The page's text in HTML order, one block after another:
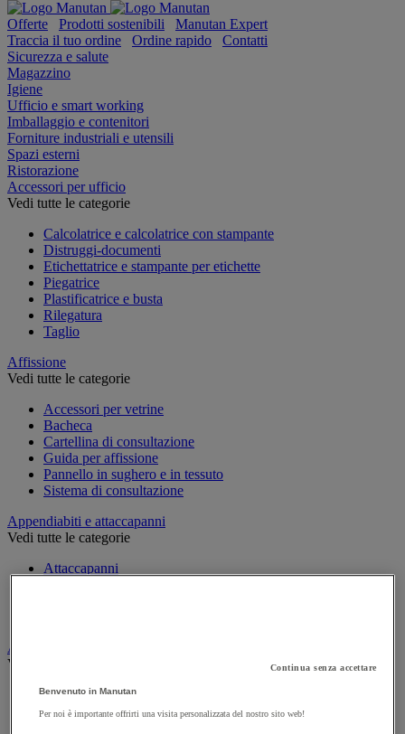
Offerte Prodotti sostenibili
Manutan Expert
Traccia il tuo ordine
Ordine rapido
Contatti
Sicurezza e salute
Magazzino
Igiene
Ufficio e smart working
Imballaggio e contenitori
Forniture industriali e utensili
Spazi esterni
Ristorazione
Accessori per ufficio
Vedi tutte le categorie
Calcolatrice e calcolatrice con stampante
Distruggi-documenti
Etichettatrice e stampante per etichette
Piegatrice
Plastificatrice e busta
Rilegatura
Taglio
Affissione
Vedi tutte le categorie
Accessori per vetrine
Bacheca
Cartellina di consultazione
Guida per affissione
Pannello in sughero e in tessuto
Sistema di consultazione
Appendiabiti e attaccapanni
Vedi tutte le categorie
Attaccapanni
Armadio e archiviazione
Vedi tutte le categorie
Archiviazione orizzontale
Archiviazione per cartelle sospese
Continua senza accettare
Benvenuto in Manutan
Per noi è importante offrirti una visita personalizzata del nostro sito web!